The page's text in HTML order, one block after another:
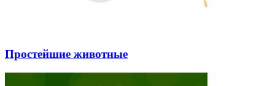
Простейшие животные